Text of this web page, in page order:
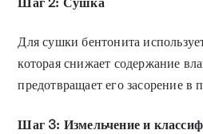
Для сушки бентонита
которая снижает содержание
предотвращает его засорение
Шаг 3: Измельчение и